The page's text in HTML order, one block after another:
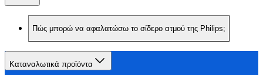
Πώς μπορώ να αφαλατώσω το σίδερο ατμού της Philips;
Καταναλωτικά προϊόντα